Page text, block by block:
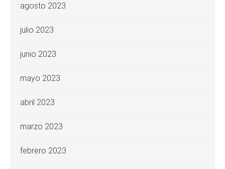
agosto 2023
julio 2023
junio 2023
mayo 2023
abril 2023
marzo 2023
febrero 2023